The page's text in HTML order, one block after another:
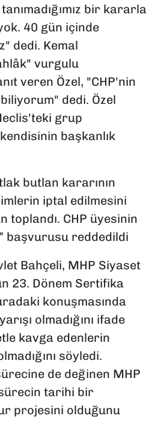
tanımadığımız bir kararla
40 gün içinde
dedi. Kemal
vurgulu
veren Özel, "CHP'nin
dedi. Özel
grup
başkanlık
butlan kararının
iptal edilmesini
toplandı. CHP üyesinin
başvurusu reddedildi
Bahçeli, MHP Siyaset
23. Dönem Sertifika
konuşmasında
olmadığını ifade
kavga edenlerin
söyledi.
de değinen MHP
sürecin tarihi bir
projesini olduğunu